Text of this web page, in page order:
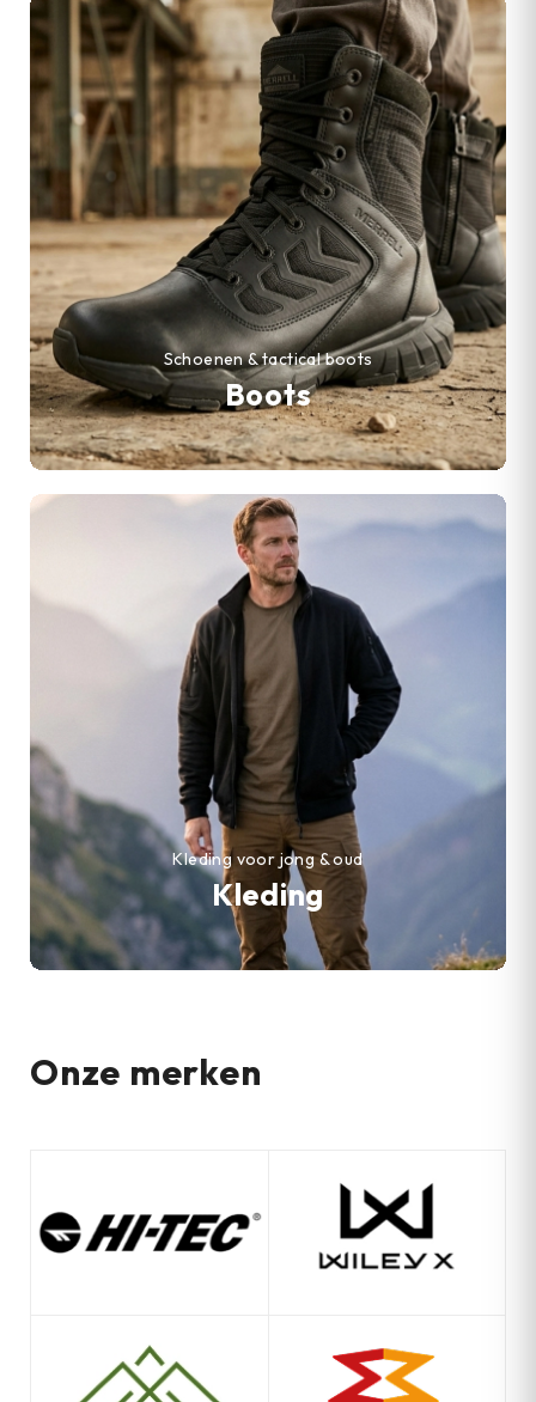
Boots
Schoenen & tactical boots
Kleding
Kleding voor jong & oud
Onze merken